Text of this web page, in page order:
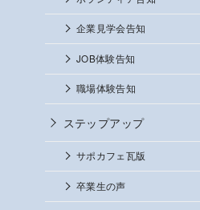
企業見学会告知
JOB体験告知
職場体験告知
ステップアップ
サポカフェ瓦版
卒業生の声